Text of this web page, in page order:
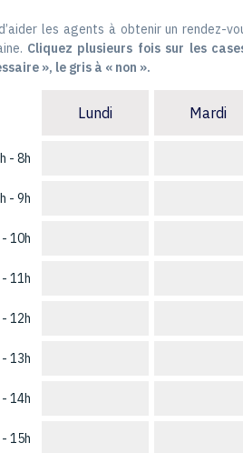
les agents à obtenir un rendez-
Cliquez plusieurs fois sur les
», le gris à « non ».
- 8h
- 9h
10h
11h
12h
13h
14h
15h
Lundi Mardi